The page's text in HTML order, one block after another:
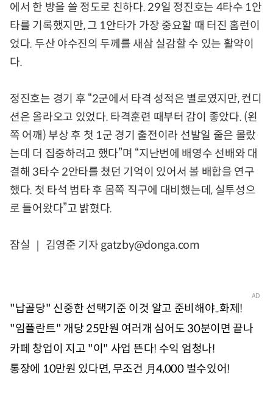
에서 한 방을 쓸 정도로 친하다. 29일 정진호는 4타수 1안
타를 기록했지만, 그 1안타가 가장 중요할 때 터진 홈런이
었다. 두산 야수진의 두께를 새삼 실감할 수 있는 활약이
다.
정진호는 경기 후 “2군에서 타격 성적은 별로였지만, 컨디
션은 올라오고 있었다. 타격훈련 때부터 감이 좋았다. (왼
쪽 어깨) 부상 후 첫 1군 경기 출전이라 선발일 줄은 몰랐
는데 더 집중하려고 했다”며 “지난번에 배영수 선배와 대
결해 3타수 2안타를 쳤던 기억이 있어서 볼 배합을 연구
했다. 첫 타석 범타 후 몸쪽 직구에 대비했는데, 실투성으
로 들어왔다”고 밝혔다.
잠실 ｜ 김영준 기자 gatzby@donga.com